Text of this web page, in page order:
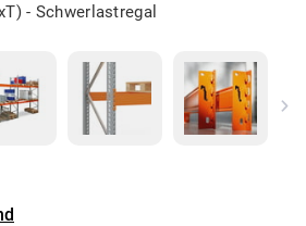
- Schwerlastregal